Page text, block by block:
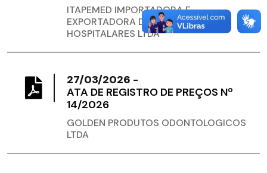
ITAPEMED IMPORTADORA E
EXPORTADORA DE EQUIPAMENTOS
HOSPITALARES LTDA
27/03/2026 -
ATA DE REGISTRO DE PREÇOS Nº
14/2026
GOLDEN PRODUTOS ODONTOLOGICOS
LTDA